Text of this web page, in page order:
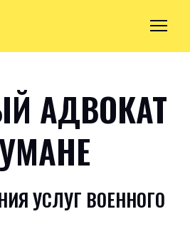
АДВОКАТ
УСЛУГ ВОЕННОГО